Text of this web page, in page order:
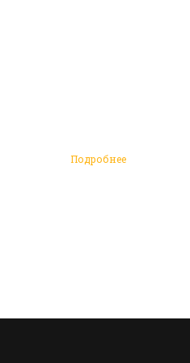
Подробнее